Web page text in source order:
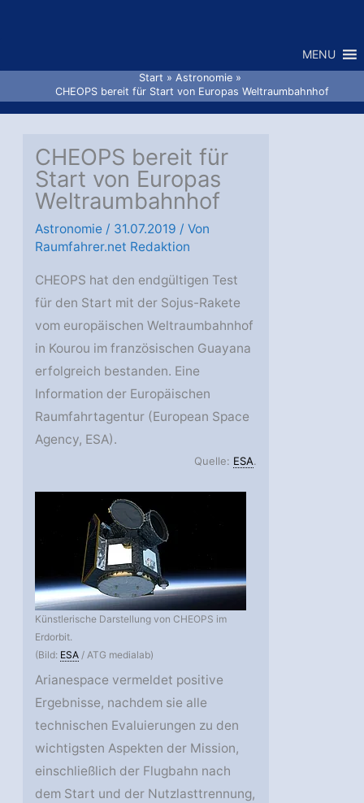
MENU
Start
Astronomie
CHEOPS bereit für Start von Europas Weltraumbahnhof
CHEOPS bereit für
Start von Europas
Weltraumbahnhof
Astronomie / 31.07.2019 / Von
Raumfahrer.net Redaktion
CHEOPS hat den endgültigen Test
für den Start mit der Sojus-Rakete
vom europäischen Weltraumbahnhof
in Kourou im französischen Guayana
erfolgreich bestanden. Eine
Information der Europäischen
Raumfahrtagentur (European Space
Agency, ESA).
Quelle: ESA.
Künstlerische Darstellung von CHEOPS im
Erdorbit.
(Bild: ESA / ATG medialab)
Arianespace vermeldet positive
Ergebnisse, nachdem sie alle
technischen Evaluierungen zu den
wichtigsten Aspekten der Mission,
einschließlich der Flugbahn nach
dem Start und der Nutzlasttrennung,